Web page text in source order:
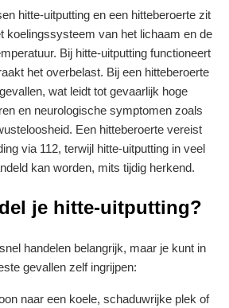
hitte-uitputting en een hitteberoerte zit
koelingssysteem van het lichaam en de
Bij hitte-uitputting functioneert
het overbelast. Bij een hitteberoerte
wat leidt tot gevaarlijk hoge
en neurologische symptomen zoals
Een hitteberoerte vereist
via 112, terwijl hitte-uitputting in veel
kan worden, mits tijdig herkend.
je hitte-uitputting?
handelen belangrijk, maar je kunt in
gevallen zelf ingrijpen:
naar een koele, schaduwrijke plek of